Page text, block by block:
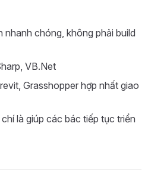
chóng, không phải build
VB.Net
Grasshopper hợp nhất giao
là giúp các bác tiếp tục triển